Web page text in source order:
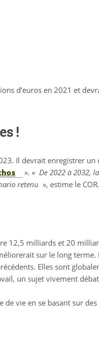
d’euros en 2021 et
!
Il devrait enregistrer
». « De 2022 à 2032,
retenu », estime le COR.
12,5 milliards et 20
sur le long
Elles sont
un sujet vivement
de vie en se basant sur